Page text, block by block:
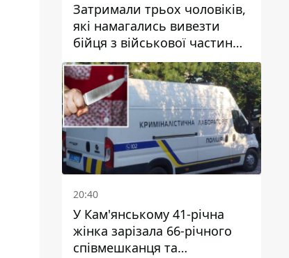
Затримали трьох чоловіків,
які намагались вивезти
бійця з військової частини
до Дніпра за 7 тисяч
доларів: серед них був лікар
20:40
У Кам'янському 41-річна
жінка зарізала 66-річного
співмешканця та